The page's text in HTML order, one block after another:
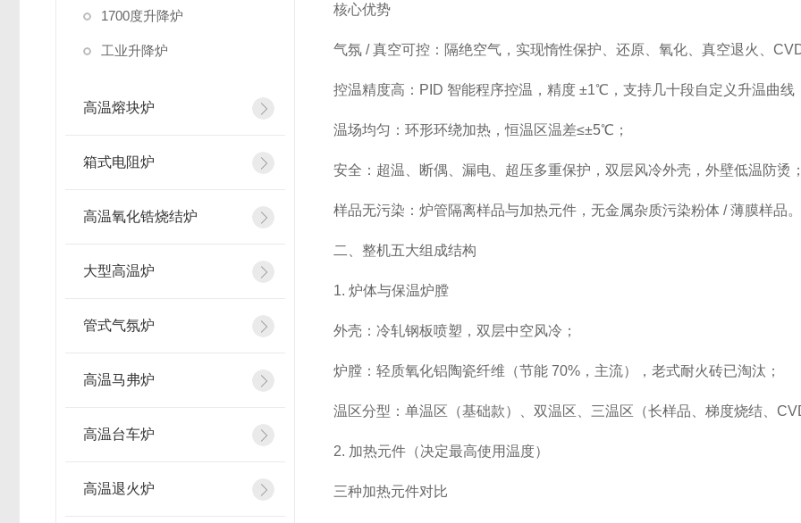
1700度升降炉
工业升降炉
高温熔块炉
箱式电阻炉
高温氧化锆烧结炉
大型高温炉
管式气氛炉
高温马弗炉
高温台车炉
高温退火炉
核心优势
气氛 / 真空可控：隔绝空气，实现惰性保护、还原、氧化、真空退火、
控温精度高：PID 智能程序控温，精度 ±1℃，支持几十段自定义升温曲线
温场均匀：环形环绕加热，恒温区温差≤±5℃；
安全：超温、断偶、漏电、超压多重保护，双层风冷外壳，外壁低温防烫；
样品无污染：炉管隔离样品与加热元件，无金属杂质污染粉体 / 薄膜样品。
二、整机五大组成结构
1. 炉体与保温炉膛
外壳：冷轧钢板喷塑，双层中空风冷；
炉膛：轻质氧化铝陶瓷纤维（节能 70%，主流），老式耐火砖已淘汰；
温区分型：单温区（基础款）、双温区、三温区（长样品、梯度烧结、
2. 加热元件（决定最高使用温度）
三种加热元件对比